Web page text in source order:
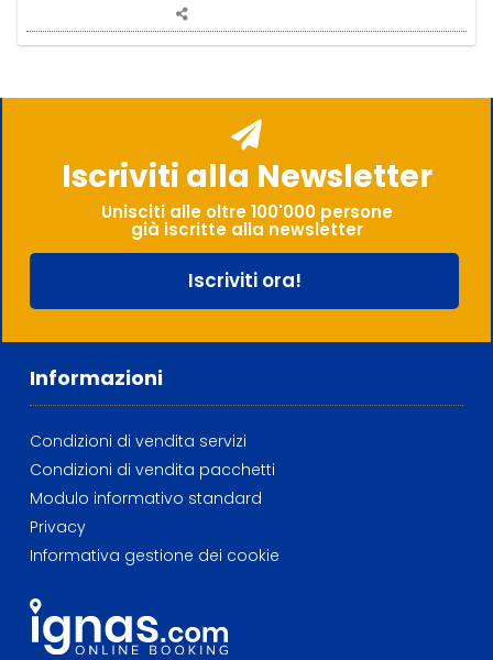
Share
this
Iscriviti alla Newsletter
Unisciti alle oltre 100'000 persone
già iscritte alla newsletter
Iscriviti ora!
Informazioni
Condizioni di vendita servizi
Condizioni di vendita pacchetti
Modulo informativo standard
Privacy
Informativa gestione dei cookie